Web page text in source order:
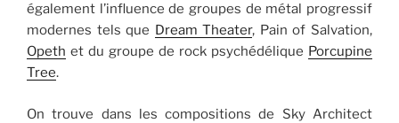
également l’influence de groupes de métal progressif
modernes tels que Dream Theater, Pain of Salvation,
Opeth et du groupe de rock psychédélique Porcupine
Tree.
On trouve dans les compositions de Sky Architect